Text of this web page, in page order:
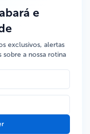
e
exclusivos, alertas
sobre a nossa rotina